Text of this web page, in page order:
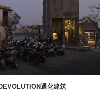
退化建筑